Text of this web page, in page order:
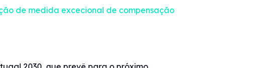
de medida excecional de compensação